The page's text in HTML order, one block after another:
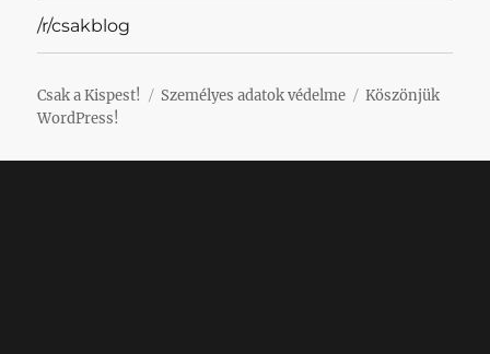
/r/csakblog
Csak a Kispest! Személyes adatok védelme
Köszönjük
WordPress!